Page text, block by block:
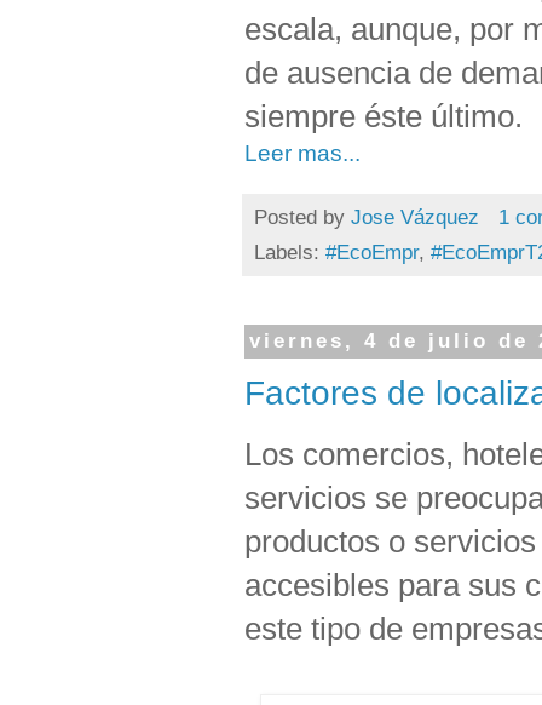
escala, aunque, por
de ausencia de
siempre éste último.
Leer mas...
Posted by Jose Vázquez
1
Labels: #EcoEmpr,
viernes, 4 de julio de
Factores de
Los comercios,
servicios se
productos o
accesibles para sus
este tipo de